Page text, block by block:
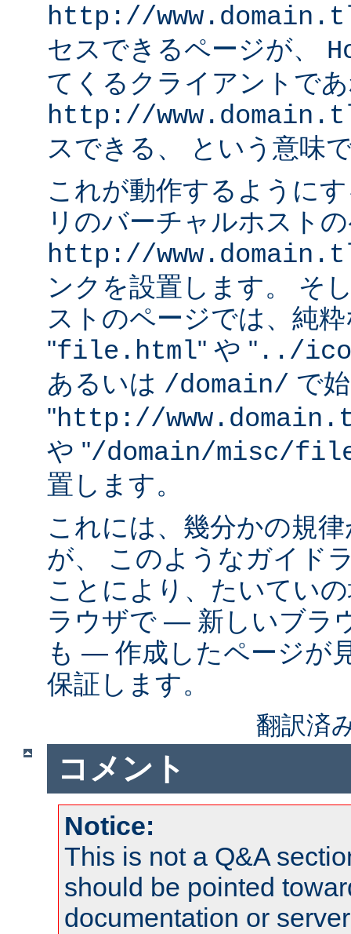
http://
セスできるページが、
てくるクライアントで
http://
スできる、 という意味
これが動作するように
リのバーチャルホスト
http://
ンクを設置します。 そ
ストのページでは、純
"file.html" や " ../
あるいは /domain/ で
"http://
や "/domain/misc/
置します。
これには、幾分かの規
が、 このようなガイド
ことにより、たいてい
ラウザで ― 新しいブラ
も ― 作成したページが
保証します。
翻訳済
コメント
Notice:
This is not a Q&A
should be pointed
documentation or